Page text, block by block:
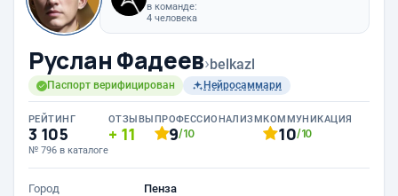
в команде:
4 человека
Руслан Фадеев›belkazl
Паспорт верифицирован Нейросаммари
РЕЙТИНГ
3 105
№ 796 в каталоге
ОТЗЫВЫ
11
ПРОФЕССИОНАЛИЗМ
9/10
КОММУНИКАЦИЯ
10/10
Город
Пенза